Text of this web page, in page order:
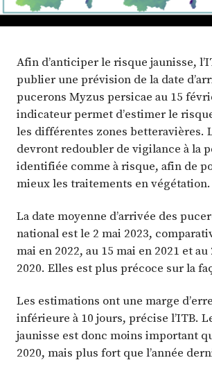
Afin d’anticiper le risque jaunisse,
publier une prévision de la date
pucerons Myzus persicae au 15
indicateur permet d’estimer le
les différentes zones betteravières.
devront redoubler de vigilance à la
identifiée comme à risque, afin de
mieux les traitements en végétation.
La date moyenne d’arrivée des
national est le 2 mai 2023,
mai en 2022, au 15 mai en 2021 et
2020. Elles est plus précoce sur la
Les estimations ont une marge
inférieure à 10 jours, précise l’ITB.
jaunisse est donc moins important
2020, mais plus fort que l’année